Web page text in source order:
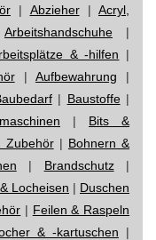
| Abzieher| Acryl,
Arbeitshandschuhe |
& -hilfen |
| Aufbewahrung |
| Baustoffe|
| Bits &
Zubehör| Bohnern &
| Brandschutz|
Locheisen | Duschen
| Feilen & Raspeln
& -kartuschen |